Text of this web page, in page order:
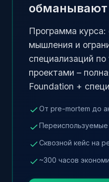
обманывают
Программа курса:
мышления и
специализаций
проектами –
Foundation +
От pre-mortem до
Сквозной кейс на
~300 часов